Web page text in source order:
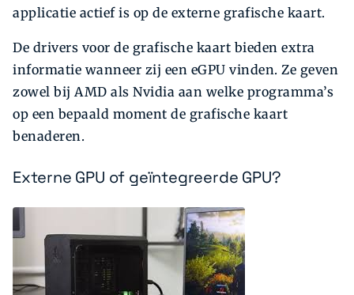
applicatie actief is op de externe grafische kaart.
De drivers voor de grafische kaart bieden extra
informatie wanneer zij een eGPU vinden. Ze geven
zowel bij AMD als Nvidia aan welke programma’s
op een bepaald moment de grafische kaart
benaderen.
Externe GPU of geïntegreerde GPU?